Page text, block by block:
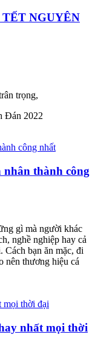
NGUYÊN
trọng,
Đán 2022
nhân thành công
gì mà người khác
nghề nghiệp hay cả
Cách bạn ăn mặc, đi
nên thương hiệu cá
nhất mọi thời